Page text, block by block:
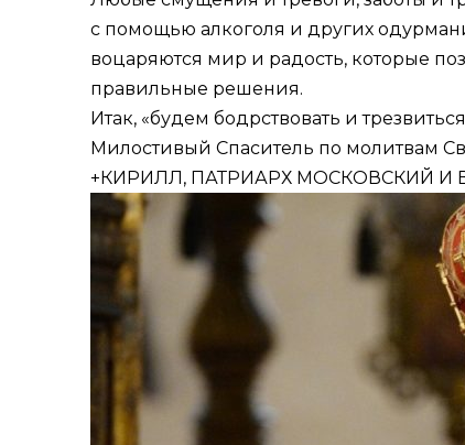
с помощью алкоголя и других
воцаряются мир и радость, которые
правильные решения.
Итак, «будем бодрствовать и
Милостивый Спаситель по молитвам
+КИРИЛЛ, ПАТРИАРХ МОСКОВСКИЙ И